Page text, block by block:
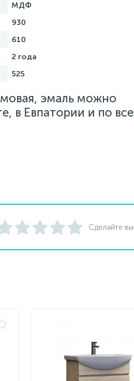
МДФ
930
610
2 года
525
эмаль можно
в Евпатории и по
Сделайте